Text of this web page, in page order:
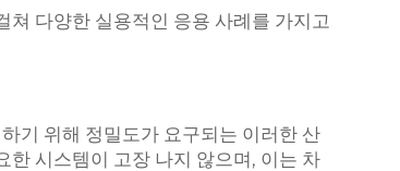
쳐 다양한 실용적인 응용 사례를 가지고
기 위해 정밀도가 요구되는 이러한 산
한 시스템이 고장 나지 않으며, 이는 차